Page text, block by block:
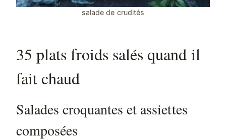
salade de crudités
35 plats froids salés quand il
fait chaud
Salades croquantes et assiettes
composées